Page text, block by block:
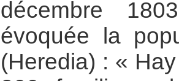
décembre
évoquée la
(Heredia) : «